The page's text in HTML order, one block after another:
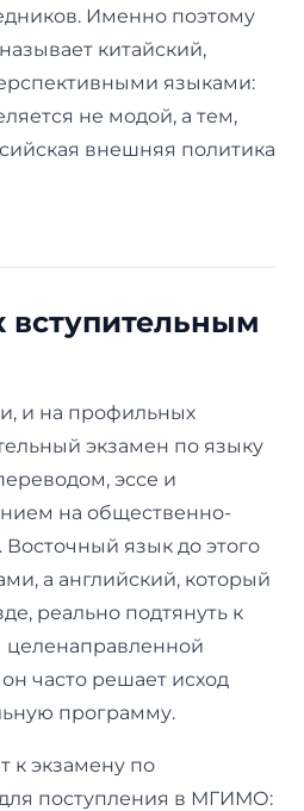
Именно поэтому
китайский,
языками:
не модой, а тем,
внешняя политика
вступительным
и на профильных
экзамен по языку
эссе и
на общественно-
язык до этого
а английский, который
реально подтянуть к
целенаправленной
часто решает исход
программу.
к экзамену по
поступления в МГИМО: